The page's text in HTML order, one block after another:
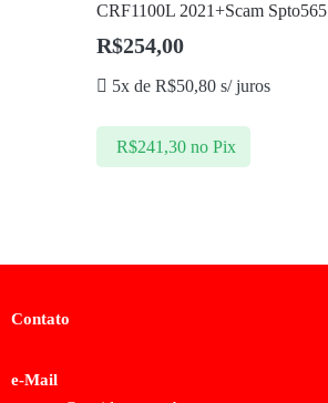
CRF1100L 2021+Scam Spto565
R$254,00
5x deR$50,80 s/ juros
R$241,30 no Pix
Contato
e-Mail